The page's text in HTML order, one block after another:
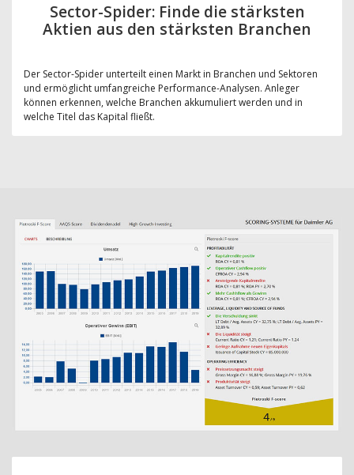
Sector-Spider: Finde die stärksten
Aktien aus den stärksten Branchen
Der Sector-Spider unterteilt einen Markt in Branchen und Sektoren
und ermöglicht umfangreiche Performance-Analysen. Anleger
können erkennen, welche Branchen akkumuliert werden und in
welche Titel das Kapital fließt.